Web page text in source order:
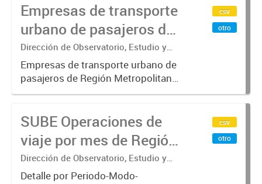
metro y colectivos. Empresas que
operan con SUBE .-
Empresas de transporte
urbano de pasajeros de
Región Metropolitana de
Buenos Aires - SUBE
Dirección de Observatorio, Estudio y
Sistemas – Ministerio de Transporte
Empresas de transporte urbano de
pasajeros de Región Metropolitana
de Buenos Aires incluyendo trenes,
Empresas que operan con
SUBE_x000D_ .-
csv
otro
SUBE Operaciones de
viaje por mes de Región
Metropolitana de
Buenos Aires, agregado
Dirección de Observatorio, Estudio y
Sistemas – Ministerio de Transporte
Detalle por Periodo-Modo-
csv
otro